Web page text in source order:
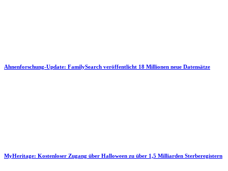
Ahnenforschung-Update: FamilySearch veröffentlicht 18 Millionen neue Datensätze
MyHeritage: Kostenloser Zugang über Halloween zu über 1,5 Milliarden Sterberegistern